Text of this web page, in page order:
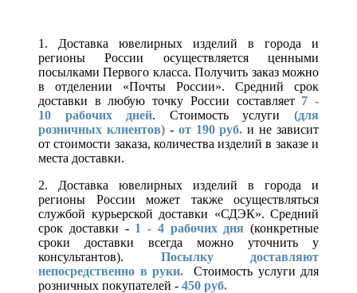
1. Доставка ювелирных изделий в города и
регионы России осуществляется ценными
посылками Первого класса. Получить заказ можно
в отделении «Почты России». Средний срок
доставки в любую точку России составляет 7 -
10 рабочих дней. Стоимость услуги(для
розничных клиентов)- от 190 руб. и не зависит
от стоимости заказа, количества изделий в заказе и
места доставки.
2. Доставка ювелирных изделий в города и
регионы России может также осуществляться
службой курьерской доставки «СДЭК». Средний
срок доставки - 1 - 4 рабочих дня (конкретные
сроки доставки всегда можно уточнить у
консультантов). Посылку доставляют
непосредственно в руки.
Стоимость услуги для
розничных покупателей - 450 руб.